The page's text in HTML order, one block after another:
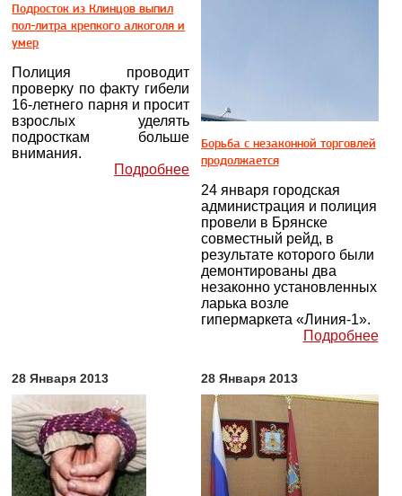
Подросток из Клинцов выпил
пол-литра крепкого алкоголя и
умер
Полиция проводит
проверку по факту гибели
16-летнего парня и просит
взрослых уделять
подросткам больше
внимания.
Подробнее
Борьба с незаконной торговлей
продолжается
24 января городская
администрация и полиция
провели в Брянске
совместный рейд, в
результате которого были
демонтированы два
незаконно установленных
ларька возле
гипермаркета «Линия-1».
Подробнее
28 Января 2013 28 Января 2013